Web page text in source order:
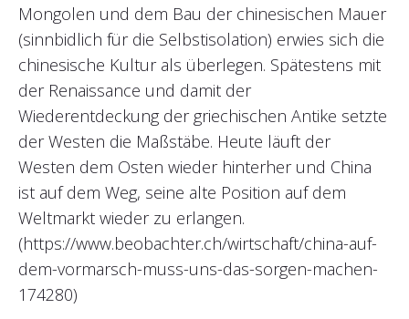
Mongolen und dem Bau der chinesischen Mauer
(sinnbidlich für die Selbstisolation) erwies sich die
chinesische Kultur als überlegen. Spätestens mit
der Renaissance und damit der
Wiederentdeckung der griechischen Antike setzte
der Westen die Maßstäbe. Heute läuft der
Westen dem Osten wieder hinterher und China
ist auf dem Weg, seine alte Position auf dem
Weltmarkt wieder zu erlangen.
(https://www.beobachter.ch/wirtschaft/china-auf-
dem-vormarsch-muss-uns-das-sorgen-machen-
174280)